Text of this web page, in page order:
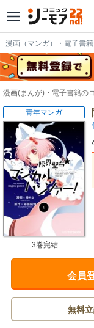
漫画（マンガ）・電子書
漫画(まんが)・電子書籍の
青年マンガ
3巻完結
会員
無料